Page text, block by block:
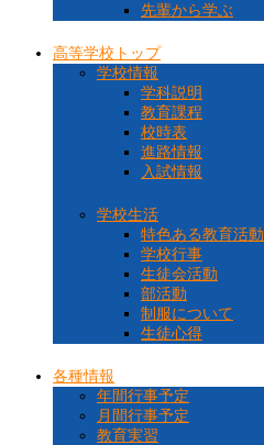
先輩から学ぶ
高等学校トップ
学校情報
学科説明
教育課程
校時表
進路情報
入試情報
学校生活
特色ある教育活動
学校行事
生徒会活動
部活動
制服について
生徒心得
各種情報
年間行事予定
月間行事予定
教育実習